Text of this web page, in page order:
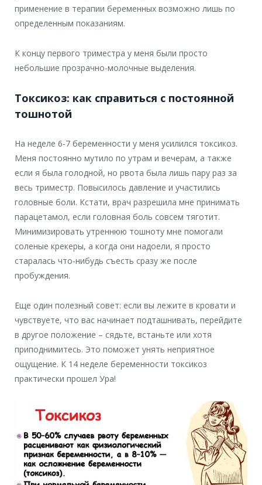
применение в терапии беременных возможно лишь по
определенным показаниям.
К концу первого триместра у меня были просто
небольшие прозрачно-молочные выделения.
Токсикоз: как справиться с постоянной
тошнотой
На неделе 6-7 беременности у меня усилился токсикоз.
Меня постоянно мутило по утрам и вечерам, а также
если я была голодной, но рвота была лишь пару раз за
весь триместр. Повысилось давление и участились
головные боли. Кстати, врач разрешила мне принимать
парацетамол, если головная боль совсем тяготит.
Минимизировать утреннюю тошноту мне помогали
соленые крекеры, а когда они надоели, я просто
старалась что-нибудь съесть сразу же после
пробуждения.
Еще один полезный совет: если вы лежите в кровати и
чувствуете, что вас начинает подташнивать, перейдите
в другое положение – сядьте, встаньте или хотя
приподнимитесь. Это поможет унять неприятное
ощущение. К 14 неделе беременности токсикоз
практически прошел Ура!